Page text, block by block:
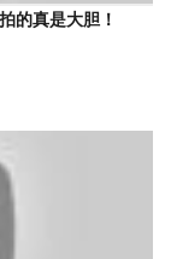
的真是大胆！